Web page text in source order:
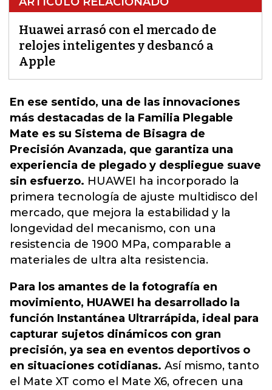
Huawei arrasó con el mercado de
relojes inteligentes y desbancó a
Apple
En ese sentido, una de las innovaciones
más destacadas de la Familia Plegable
Mate es su Sistema de Bisagra de
Precisión Avanzada, que garantiza una
experiencia de plegado y despliegue suave
sin esfuerzo. HUAWEI ha incorporado la
primera tecnología de ajuste multidisco del
mercado, que mejora la estabilidad y la
longevidad del mecanismo, con una
resistencia de 1900 MPa, comparable a
materiales de ultra alta resistencia.
Para los amantes de la fotografía en
movimiento, HUAWEI ha desarrollado la
función Instantánea Ultrarrápida, ideal para
capturar sujetos dinámicos con gran
precisión, ya sea en eventos deportivos o
en situaciones cotidianas. Así mismo, tanto
el Mate XT como el Mate X6, ofrecen una